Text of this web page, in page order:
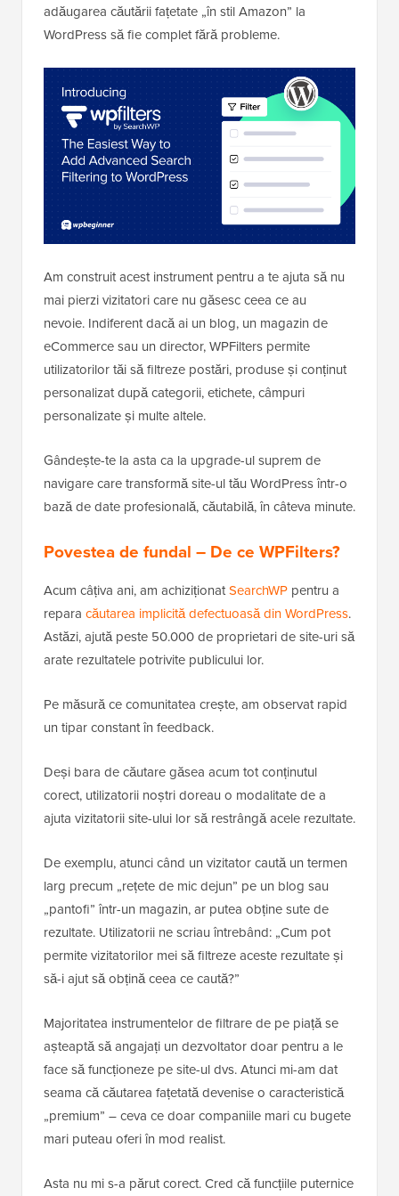
adăugarea căutării fațetate „în stil Amazon” la
WordPress să fie complet fără probleme.
Am construit acest instrument pentru a te ajuta să nu
mai pierzi vizitatori care nu găsesc ceea ce au
nevoie. Indiferent dacă ai un blog, un magazin de
eCommerce sau un director, WPFilters permite
utilizatorilor tăi să filtreze postări, produse și conținut
personalizat după categorii, etichete, câmpuri
personalizate și multe altele.
Gândește-te la asta ca la upgrade-ul suprem de
navigare care transformă site-ul tău WordPress într-o
bază de date profesională, căutabilă, în câteva minute.
Povestea de fundal – De ce WPFilters?
Acum câțiva ani, am achiziționatSearchWP pentru a
repara căutarea implicită defectuoasă din WordPress.
Astăzi, ajută peste 50.000 de proprietari de site-uri să
arate rezultatele potrivite publicului lor.
Pe măsură ce comunitatea crește, am observat rapid
un tipar constant în feedback.
Deși bara de căutare găsea acum tot conținutul
corect, utilizatorii noștri doreau o modalitate de a
ajuta vizitatorii site-ului lor să restrângă acele rezultate.
De exemplu, atunci când un vizitator caută un termen
larg precum „rețete de mic dejun” pe un blog sau
„pantofi” într-un magazin, ar putea obține sute de
rezultate. Utilizatorii ne scriau întrebând: „Cum pot
permite vizitatorilor mei să filtreze aceste rezultate și
să-i ajut să obțină ceea ce caută?”
Majoritatea instrumentelor de filtrare de pe piață se
așteaptă să angajați un dezvoltator doar pentru a le
face să funcționeze pe site-ul dvs. Atunci mi-am dat
seama că căutarea fațetată devenise o caracteristică
„premium” – ceva ce doar companiile mari cu bugete
mari puteau oferi în mod realist.
Asta nu mi s-a părut corect. Cred că funcțiile puternice